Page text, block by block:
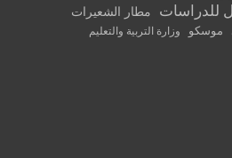
للدراسات مطار الشعيرات
موسكو وزارة التربية والتعليم